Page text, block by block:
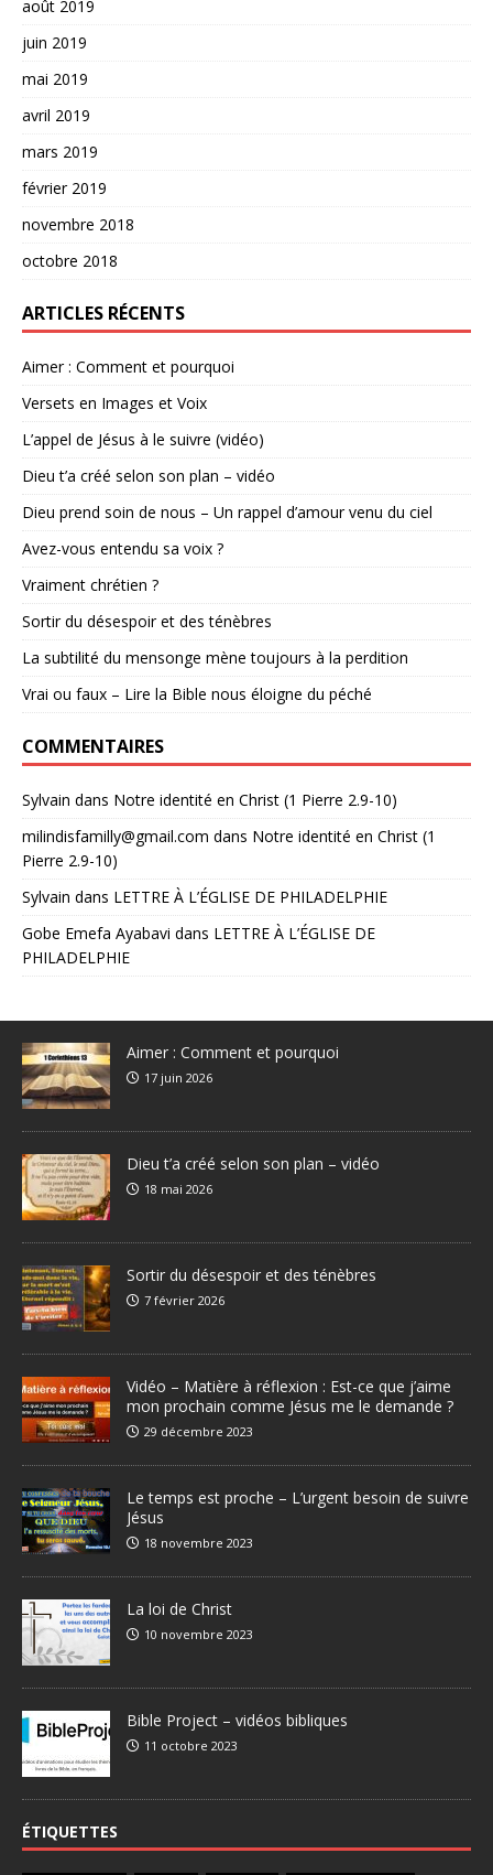
août 2019
juin 2019
mai 2019
avril 2019
mars 2019
février 2019
novembre 2018
octobre 2018
ARTICLES RÉCENTS
Aimer : Comment et pourquoi
Versets en Images et Voix
L’appel de Jésus à le suivre (vidéo)
Dieu t’a créé selon son plan – vidéo
Dieu prend soin de nous – Un rappel d’amour venu du ciel
Avez-vous entendu sa voix ?
Vraiment chrétien ?
Sortir du désespoir et des ténèbres
La subtilité du mensonge mène toujours à la perdition
Vrai ou faux – Lire la Bible nous éloigne du péché
COMMENTAIRES
Sylvain dans Notre identité en Christ (1 Pierre 2.9-10)
milindisfamilly@gmail.com dans Notre identité en Christ (1
Pierre 2.9-10)
Sylvain dans LETTRE À L’ÉGLISE DE PHILADELPHIE
Gobe Emefa Ayabavi dans LETTRE À L’ÉGLISE DE
PHILADELPHIE
Aimer : Comment et pourquoi
17 juin 2026
Dieu t’a créé selon son plan – vidéo
18 mai 2026
Sortir du désespoir et des ténèbres
7 février 2026
Vidéo – Matière à réflexion : Est-ce que j’aime
mon prochain comme Jésus me le demande ?
29 décembre 2023
Le temps est proche – L’urgent besoin de suivre
Jésus
18 novembre 2023
La loi de Christ
10 novembre 2023
Bible Project – vidéos bibliques
11 octobre 2023
ÉTIQUETTES